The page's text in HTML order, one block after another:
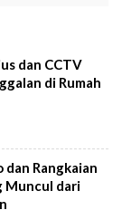
dan CCTV
di Rumah
Rangkaian
Muncul dari